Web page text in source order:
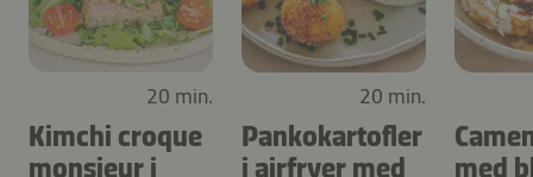
20 min.
Kimchi croque
monsieur i
20 min.
Pankokartofler
i airfryer med
med